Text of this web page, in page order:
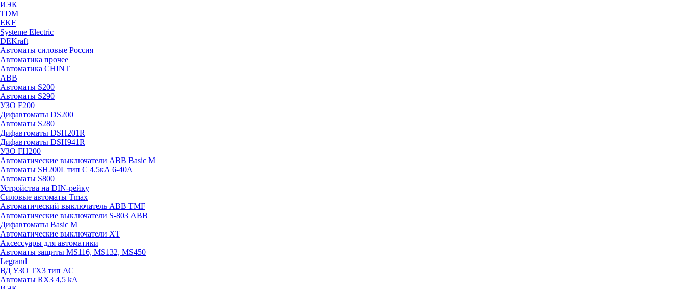
ИЭК
TDM
EKF
Systeme Electric
DEKraft
Автоматы силовые Россия
Автоматика прочее
Автоматика CHINT
ABB
Автоматы S200
Автоматы S290
УЗО F200
Дифавтоматы DS200
Автоматы S280
Дифавтоматы DSH201R
Дифавтоматы DSH941R
УЗО FH200
Автоматические выключатели ABB Basic M
Автоматы SH200L тип С 4.5кА 6-40А
Автоматы S800
Устройства на DIN-рейку
Силовые автоматы Tmax
Автоматический выключатель ABB TMF
Автоматические выключатели S-803 АВВ
Дифавтоматы Basic M
Автоматические выключатели XT
Аксессуары для автоматики
Автоматы защиты MS116, MS132, MS450
Legrand
ВД УЗО TX3 тип АС
Автоматы RX3 4,5 kA